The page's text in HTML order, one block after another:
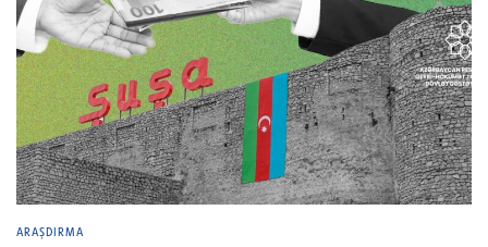
ARAŞDIRMA